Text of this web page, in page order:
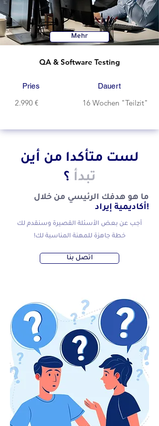
Mehr
QA & Software Testing
Pries
2.990 €
Dauert
16 Wochen "Teilzit"
لست متأكدا من أين
تبدأ ؟
ما هو هدفك الرئيسي من خلال
أكاديمية إيراد!
أجب عن بعض الأسئلة القصيرة وسنقدم لك
خطة جاهزة للمهنة المناسبة لك!
اتصل بنا